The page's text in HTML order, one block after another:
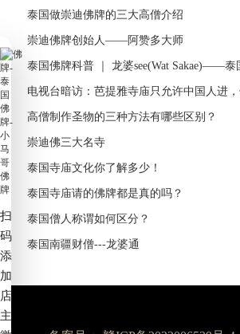
泰国做崇迪佛牌的三大高僧介绍
崇迪佛牌创始人——阿赞多大师
泰国佛牌科普 ｜ 龙婆see(Wat Sakae)——
电视台暗访：芭提雅寺庙只允许中国人进
倍！
高僧制作圣物的三种方法有哪些区别？
崇迪佛三大名寺
泰国寺庙文化你了解多少！
泰国寺庙请的佛牌都是真的吗？
泰国僧人称谓如何区分？
泰国南疆财僧---龙婆通
扫
码
添
加
店
主